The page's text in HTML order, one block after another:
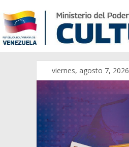
viernes, agosto 7, 2026